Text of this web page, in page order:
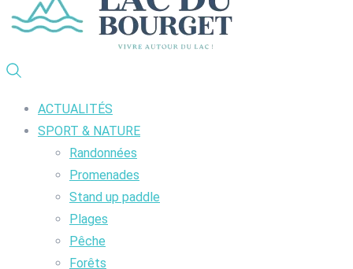
ACTUALITÉS
SPORT & NATURE
Randonnées
Promenades
Stand up paddle
Plages
Pêche
Forêts